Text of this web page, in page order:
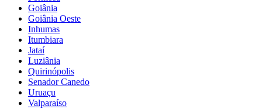
Goiânia
Goiânia Oeste
Inhumas
Itumbiara
Jataí
Luziânia
Quirinópolis
Senador Canedo
Uruaçu
Valparaíso